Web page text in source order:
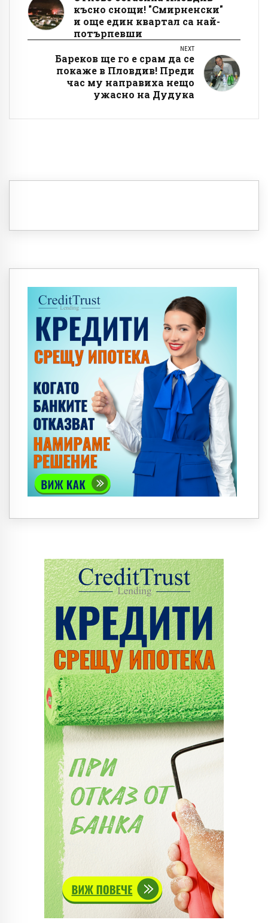
късно снощи! "Смирненски"
и още един квартал са най-
потърпевши
NEXT
Бареков ще го е срам да се
покаже в Пловдив! Преди
час му направиха нещо
ужасно на Дудука